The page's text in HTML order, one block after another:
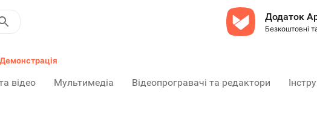
Додаток
Безкоштовні
відео Мультимедіа Відеопрогравачі та редактори